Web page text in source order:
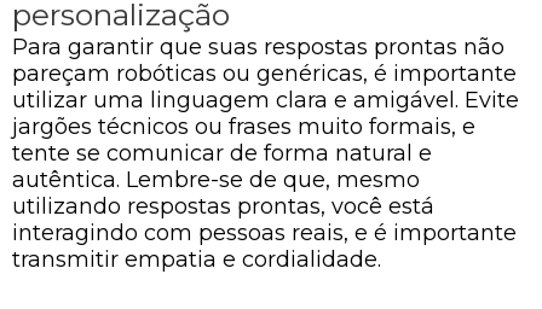
personalização
Para garantir que suas respostas prontas não
pareçam robóticas ou genéricas, é importante
utilizar uma linguagem clara e amigável. Evite
jargões técnicos ou frases muito formais, e
tente se comunicar de forma natural e
autêntica. Lembre-se de que, mesmo
utilizando respostas prontas, você está
interagindo com pessoas reais, e é importante
transmitir empatia e cordialidade.